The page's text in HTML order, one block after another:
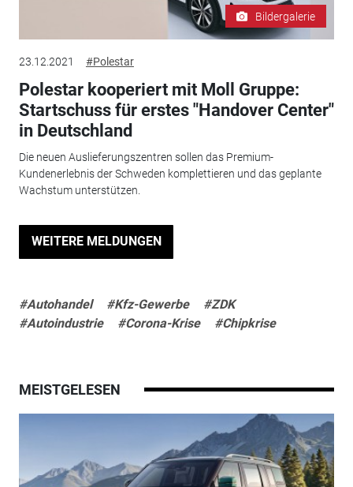
Bildergalerie
23.12.2021 #Polestar
Polestar kooperiert mit Moll Gruppe:
Startschuss für erstes "Handover Center"
in Deutschland
Die neuen Auslieferungszentren sollen das Premium-
Kundenerlebnis der Schweden komplettieren und das geplante
Wachstum unterstützen.
WEITERE MELDUNGEN
#Autohandel #Kfz-Gewerbe
#ZDK
#Autoindustrie
#Corona-Krise #Chipkrise
MEISTGELESEN